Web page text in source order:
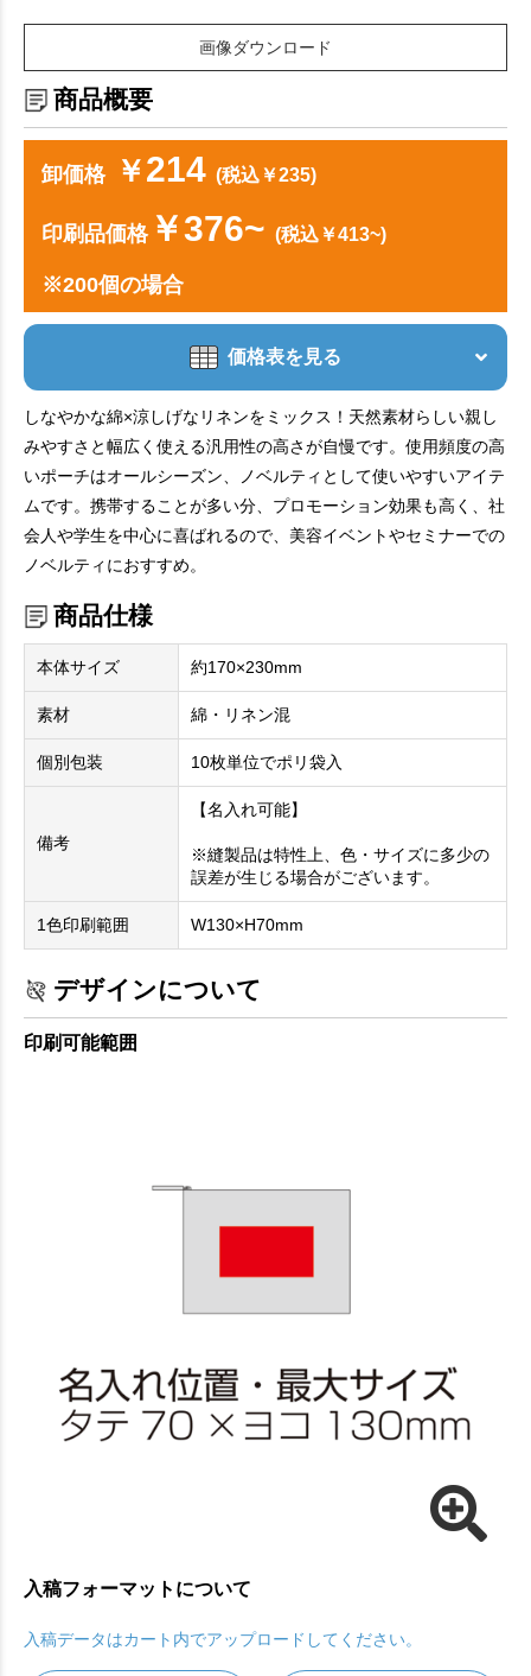
画像ダウンロード
商品概要
卸価格 ￥214 (税込￥235)
印刷品価格￥376~ (税込￥413~)
※200個の場合
価格表を見る
しなやかな綿×涼しげなリネンをミックス！天然素材らしい親し
みやすさと幅広く使える汎用性の高さが自慢です。使用頻度の高
いポーチはオールシーズン、ノベルティとして使いやすいアイテ
ムです。携帯することが多い分、プロモーション効果も高く、社
会人や学生を中心に喜ばれるので、美容イベントやセミナーでの
ノベルティにおすすめ。
商品仕様
本体サイズ 約170×230mm
素材 綿・リネン混
個別包装 10枚単位でポリ袋入
備考
【名入れ可能】
※縫製品は特性上、色・サイズに多少の
誤差が生じる場合がございます。
1色印刷範囲 W130×H70mm
デザインについて
印刷可能範囲
入稿フォーマットについて
入稿データはカート内でアップロードしてください。